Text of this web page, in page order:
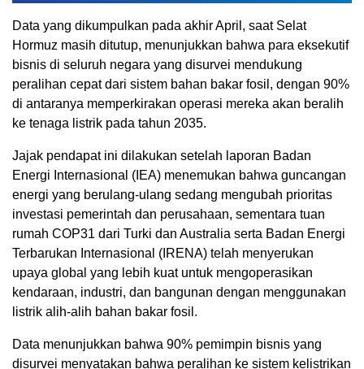
Data yang dikumpulkan pada akhir April, saat Selat
Hormuz masih ditutup, menunjukkan bahwa para eksekutif
bisnis di seluruh negara yang disurvei mendukung
peralihan cepat dari sistem bahan bakar fosil, dengan 90%
di antaranya memperkirakan operasi mereka akan beralih
ke tenaga listrik pada tahun 2035.
Jajak pendapat ini dilakukan setelah laporan Badan
Energi Internasional (IEA) menemukan bahwa guncangan
energi yang berulang-ulang sedang mengubah prioritas
investasi pemerintah dan perusahaan, sementara tuan
rumah COP31 dari Turki dan Australia serta Badan Energi
Terbarukan Internasional (IRENA) telah menyerukan
upaya global yang lebih kuat untuk mengoperasikan
kendaraan, industri, dan bangunan dengan menggunakan
listrik alih-alih bahan bakar fosil.
Data menunjukkan bahwa 90% pemimpin bisnis yang
disurvei menyatakan bahwa peralihan ke sistem kelistrikan